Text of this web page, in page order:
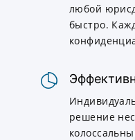
любой
быстро.
решение